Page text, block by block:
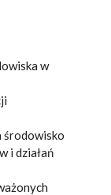
w
środowisko
i działań